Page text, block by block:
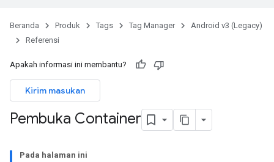
Beranda Produk Tags Tag Manager
Android v3 (Legacy)
Referensi
Apakah informasi ini membantu?
Kirim masukan
Pembuka Container
Pada halaman ini